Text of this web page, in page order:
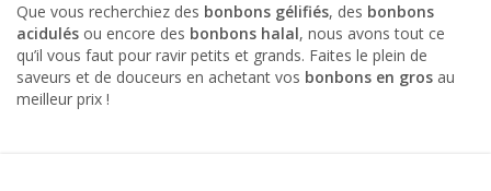
Que vous recherchiez des bonbons gélifiés, des bonbons
acidulés ou encore des bonbons halal, nous avons tout ce
qu’il vous faut pour ravir petits et grands. Faites le plein de
saveurs et de douceurs en achetant vos bonbons en gros au
meilleur prix !